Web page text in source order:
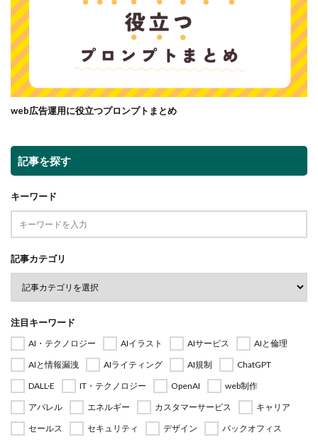
web広告運用に役立つプロンプトまとめ
記事を探す
キーワード
記事カテゴリ
注目キーワード
AI・テクノロジー AIイラスト AIサービス
AIと倫理
AIと情報漏洩
AIライティング AI規制
ChatGPT
DALL·E
IT・テクノロジー OpenAI
web制作
アパレル
エネルギー カスタマーサービス
キャリア
セールス
セキュリティ デザイン バックオフィス